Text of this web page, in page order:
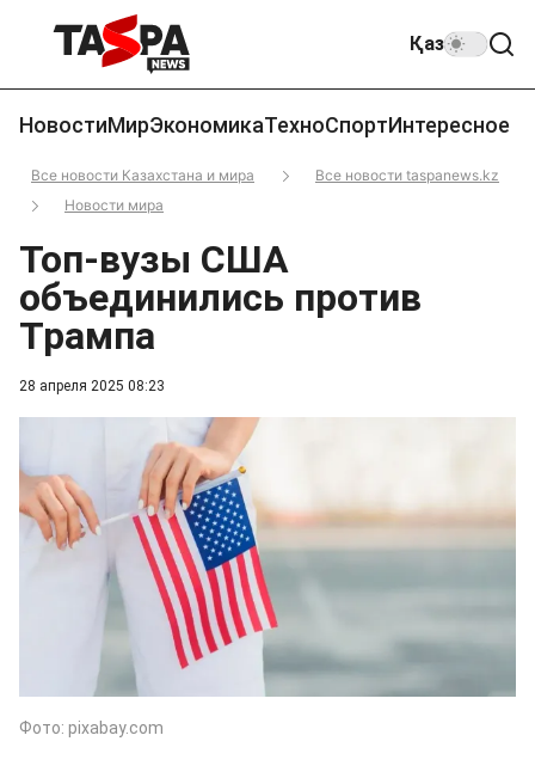
Қаз
НовостиМирЭкономикаТехноСпортИнтересное
Все новости Казахстана и мира
Все новости taspanews.kz
Новости мира
28 апреля 2025 08:23
Топ-вузы США
объединились против
Трампа
Фото: pixabay.com